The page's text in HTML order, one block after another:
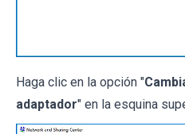
Haga clic en la opción "
adaptador" en la esquina